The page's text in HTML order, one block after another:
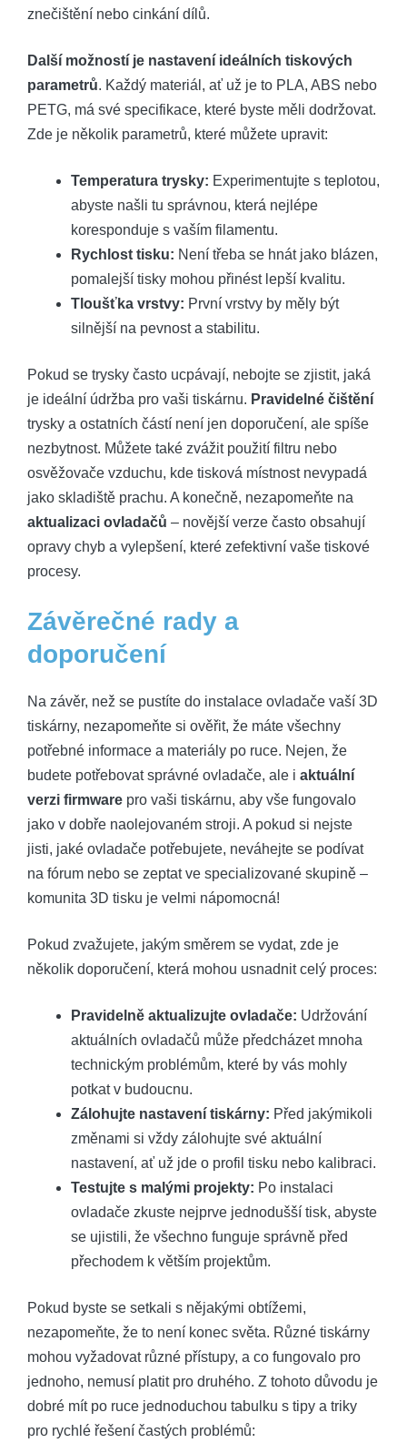
znečištění nebo cinkání dílů.
Další možností je nastavení ideálních tiskových
parametrů. Každý materiál, ať už je to PLA, ABS nebo
PETG, má své specifikace, které byste měli dodržovat.
Zde je několik parametrů, které můžete upravit:
Temperatura trysky: Experimentujte s teplotou,
abyste našli tu správnou, která nejlépe
koresponduje s vaším filamentu.
Rychlost tisku: Není třeba se hnát jako blázen,
pomalejší tisky mohou přinést lepší kvalitu.
Tloušťka vrstvy: První vrstvy by měly být
silnější na pevnost a stabilitu.
Pokud se trysky často ucpávají, nebojte se zjistit, jaká
je ideální údržba pro vaši tiskárnu. Pravidelné čištění
trysky a ostatních částí není jen doporučení, ale spíše
nezbytnost. Můžete také zvážit použití filtru nebo
osvěžovače vzduchu, kde tisková místnost nevypadá
jako skladiště prachu. A konečně, nezapomeňte na
aktualizaci ovladačů – novější verze často obsahují
opravy chyb a vylepšení, které zefektivní vaše tiskové
procesy.
Závěrečné rady a
doporučení
Na závěr, než se pustíte do instalace ovladače vaší 3D
tiskárny, nezapomeňte si ověřit, že máte všechny
potřebné informace a materiály po ruce. Nejen, že
budete potřebovat správné ovladače, ale i aktuální
verzi firmware pro vaši tiskárnu, aby vše fungovalo
jako v dobře naolejovaném stroji. A pokud si nejste
jisti, jaké ovladače potřebujete, neváhejte se podívat
na fórum nebo se zeptat ve specializované skupině –
komunita 3D tisku je velmi nápomocná!
Pokud zvažujete, jakým směrem se vydat, zde je
několik doporučení, která mohou usnadnit celý proces:
Pravidelně aktualizujte ovladače: Udržování
aktuálních ovladačů může předcházet mnoha
technickým problémům, které by vás mohly
potkat v budoucnu.
Zálohujte nastavení tiskárny: Před jakýmikoli
změnami si vždy zálohujte své aktuální
nastavení, ať už jde o profil tisku nebo kalibraci.
Testujte s malými projekty: Po instalaci
ovladače zkuste nejprve jednodušší tisk, abyste
se ujistili, že všechno funguje správně před
přechodem k větším projektům.
Pokud byste se setkali s nějakými obtížemi,
nezapomeňte, že to není konec světa. Různé tiskárny
mohou vyžadovat různé přístupy, a co fungovalo pro
jednoho, nemusí platit pro druhého. Z tohoto důvodu je
dobré mít po ruce jednoduchou tabulku s tipy a triky
pro rychlé řešení častých problémů: